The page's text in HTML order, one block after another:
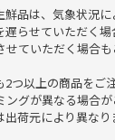
品は、気象状況
らせていただく場
せていただく場合
2つ以上の商品をご
グが異なる場合が
荷元により異な